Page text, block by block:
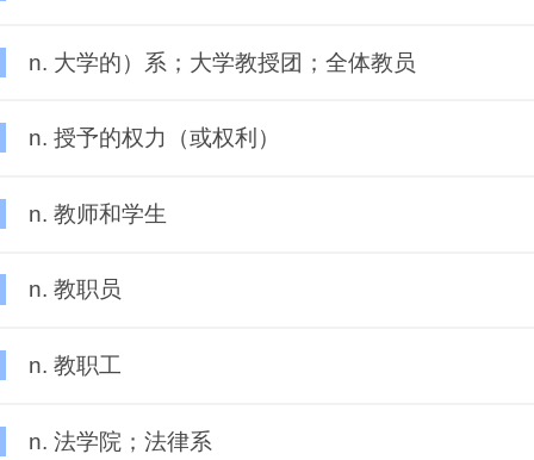
n. 大学的）系；大学教授团；全体教员
n. 授予的权力（或权利）
n. 教师和学生
n. 教职员
n. 教职工
n. 法学院；法律系